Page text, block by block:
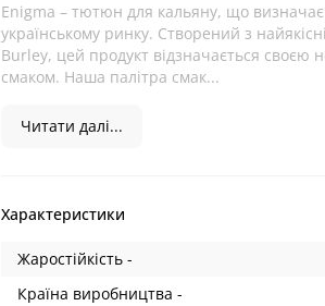
Enigma – тютюн для кальяну, що визначає
українському ринку. Створений з
Burley, цей продукт відзначається своєю
смаком. Наша палітра смак...
Читати далі...
Характеристики
Жаростійкість -
Країна виробництва -